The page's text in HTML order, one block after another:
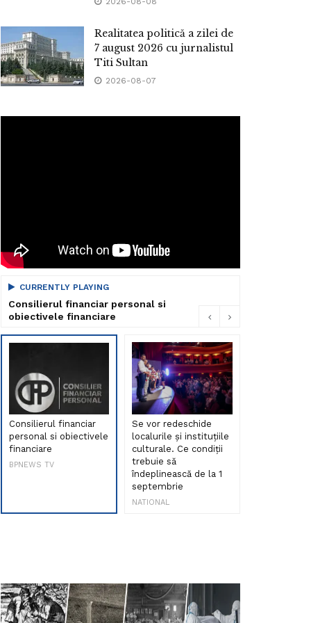
Realitatea politică a zilei de
7 august 2026 cu jurnalistul
Titi Sultan
2026-08-07
CURRENTLY PLAYING
Consilierul financiar personal si
obiectivele financiare
Consilierul financiar
personal si obiectivele
financiare
BPNEWS TV
Se vor redeschide
localurile și instituțiile
culturale. Ce condiții
trebuie să
îndeplinească de la 1
septembrie
NATIONAL